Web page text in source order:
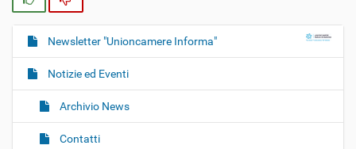
N
a
v
g
Newsletter "Unioncamere Informa"
Notizie ed Eventi
Archivio News
Contatti